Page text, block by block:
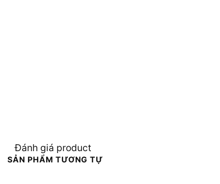
Đánh giá product
SẢN PHẨM TƯƠNG TỰ